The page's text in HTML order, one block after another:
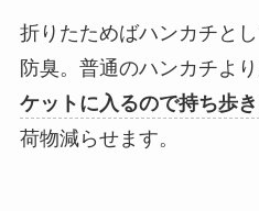
折りたためばハンカチと
防臭。普通のハンカチよ
ケットに入るので持ち歩き
荷物減らせます。